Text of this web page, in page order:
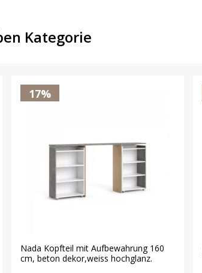
Kategorie
17%
Nada Kopfteil mit Aufbewahrung 160
cm, beton dekor,weiss hochglanz.